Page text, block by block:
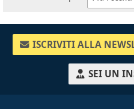
ISCRIVITI ALLA
SEI UN